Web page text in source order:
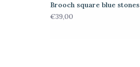
Brooch square blue stones
€39,00